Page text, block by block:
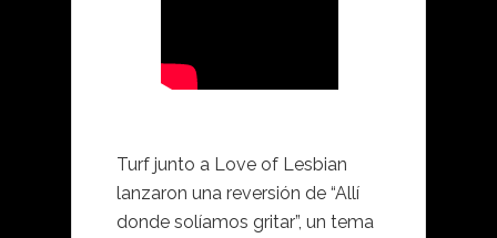
Turf junto a Love of Lesbian
lanzaron una reversión de “Allí
donde solíamos gritar”, un tema